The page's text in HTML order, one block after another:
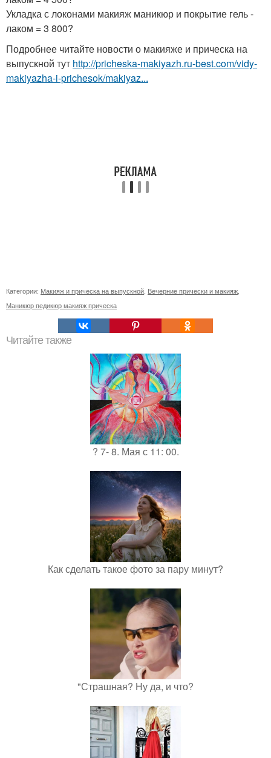
Укладка с локонами макияж маникюр и покрытие гель -
лаком = 3 800?
Подробнее читайте новости о макияже и прическа на
выпускной тут http://pricheska-makiyazh.ru-best.com/vidy-
makiyazha-i-prichesok/makiyaz...
Категории: Макияж и прическа на выпускной, Вечерние прически и макияж,
Маникюр педикюр макияж прическа
Читайте также
? 7- 8. Мая с 11: 00.
Как сделать такое фото за пару минут?
"Страшная? Ну да, и что?